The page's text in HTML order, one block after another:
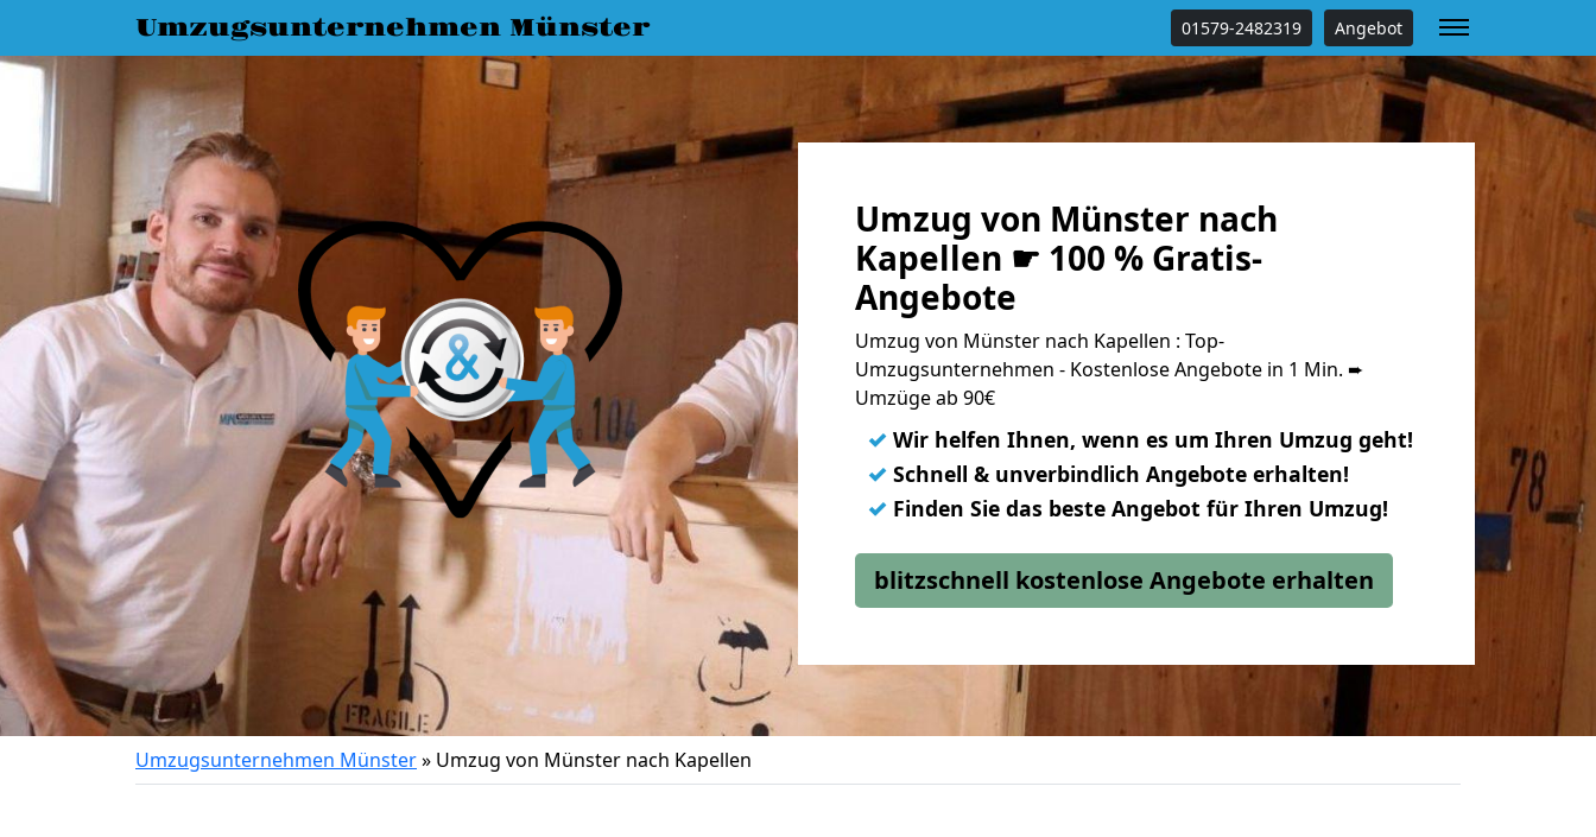
Umzugsunternehmen Münster 01579-2482319 Angebot
Umzug von Münster nach
Kapellen ☛ 100 % Gratis-
Angebote
Umzug von Münster nach Kapellen : Top-
Umzugsunternehmen - Kostenlose Angebote in 1 Min. ➨
Umzüge ab 90€
✓ Wir helfen Ihnen, wenn es um Ihren Umzug geht!
✓ Schnell & unverbindlich Angebote erhalten!
✓ Finden Sie das beste Angebot für Ihren Umzug!
blitzschnell kostenlose Angebote erhalten
Umzugsunternehmen Münster» Umzug von Münster nach Kapellen